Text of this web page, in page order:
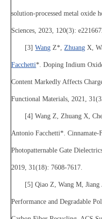
solution-processed metal oxide
Sciences, 2023, 120(3):
[3]Wang Z*,Zhuang X,
Facchetti*. Doping Indium
Content Markedly Affects
Functional Materials, 2021,
[4] Wang Z, Zhuang X,
Antonio Facchetti*. Cinnamate-
Photopatternable Gate
2019, 31(18): 7608-7617.
[5] Qiao Z, Wang M,
Performance and Degradable